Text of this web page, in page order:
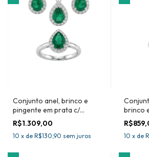
Conjunto anel, brinco e
pingente em prata c/
Esmeralda Aro 20
R$1.309,00
10 x de R$130,90 sem juros
brinco
10 x de